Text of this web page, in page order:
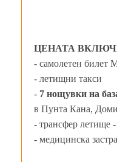
ЦЕНАТА
- самолетен билет
- летищни такси
- 7 нощувки на
в Пунта Кана,
- трансфер летище
- медицинска